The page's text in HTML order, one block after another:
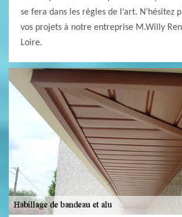
se fera dans les règles de l’art. N’hésitez
vos projets à notre entreprise M.Willy
Loire.